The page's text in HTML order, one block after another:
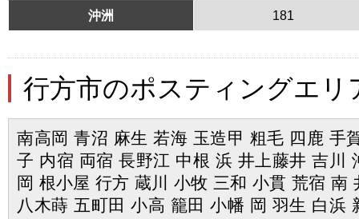
沖洲 181
行方市のポスティングエリ
南高岡 青沼 麻生 若海 玉造甲 粗毛 四鹿 手
子 内宿 両宿 長野江 中根 浜 井上藤井 吉川
岡 根小屋 行方 蔵川 小牧 三和 小貫 荒宿 南
八木蒔 五町田 小高 籠田 小幡 岡 羽生 白浜